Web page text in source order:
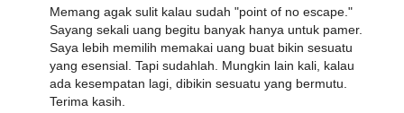
Memang agak sulit kalau sudah "point of no escape."
Sayang sekali uang begitu banyak hanya untuk pamer.
Saya lebih memilih memakai uang buat bikin sesuatu
yang esensial. Tapi sudahlah. Mungkin lain kali, kalau
ada kesempatan lagi, dibikin sesuatu yang bermutu.
Terima kasih.